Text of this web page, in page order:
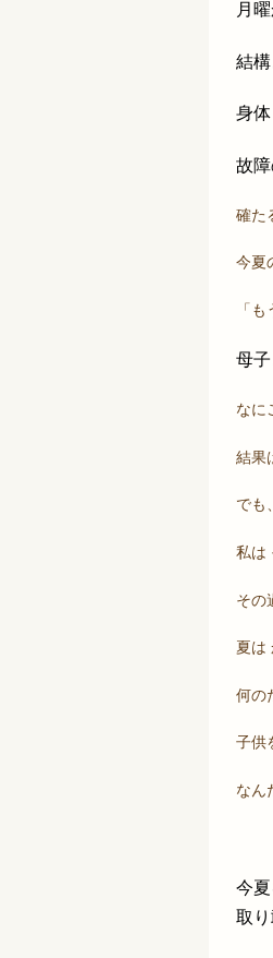
月
結構
身
故
確た
今夏
「
母
なに
結果
でも
私は
その
夏は
何の
子供
なん
今
取